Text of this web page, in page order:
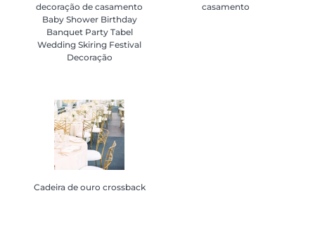
decoração de casamento
Baby Shower Birthday
Banquet Party Tabel
Wedding Skiring Festival
Decoração
decoração de casamento
Baby Shower Birthday
Banquet Party Tabel
Wedding Skiring Festival
Decoração
casamento
casamento
Cadeira de ouro crossback
Cadeira de ouro crossback